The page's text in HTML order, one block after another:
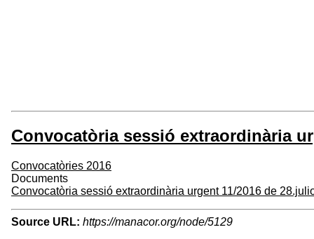
Convocatòria sessió extraordinària
Convocatòries 2016
Documents
Convocatòria sessió extraordinària urgent 11/2016 de
Source URL: https://manacor.org/node/5129